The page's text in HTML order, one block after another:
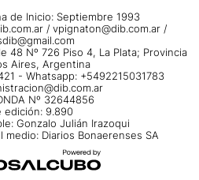
de Inicio: Septiembre 1993
/ vpignaton@dib.com.ar /
48 Nº 726 Piso 4, La Plata; Provincia
Aires, Argentina
- Whatsapp: +5492215031783
Nº 32644856
edición: 9.890
Gonzalo Julián Irazoqui
medio: Diarios Bonaerenses SA